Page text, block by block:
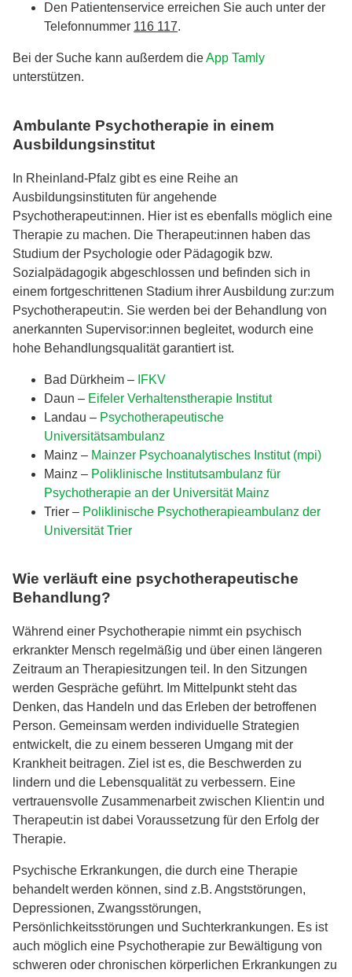
Den Patientenservice erreichen Sie auch unter der
Telefonnummer 116 117.
Bei der Suche kann außerdem dieApp Tamly
unterstützen.
Ambulante Psychotherapie in einem
Ausbildungsinstitut
In Rheinland-Pfalz gibt es eine Reihe an
Ausbildungsinstituten für angehende
Psychotherapeut:innen. Hier ist es ebenfalls möglich eine
Therapie zu machen. Die Therapeut:innen haben das
Studium der Psychologie oder Pädagogik bzw.
Sozialpädagogik abgeschlossen und befinden sich in
einem fortgeschrittenen Stadium ihrer Ausbildung zur:zum
Psychotherapeut:in. Sie werden bei der Behandlung von
anerkannten Supervisor:innen begleitet, wodurch eine
hohe Behandlungsqualität garantiert ist.
Bad Dürkheim – IFKV
Daun – Eifeler Verhaltenstherapie Institut
Landau – Psychotherapeutische
Universitätsambulanz
Mainz – Mainzer Psychoanalytisches Institut (mpi)
Mainz – Poliklinische Institutsambulanz für
Psychotherapie an der Universität Mainz
Trier – Poliklinische Psychotherapieambulanz der
Universität Trier
Wie verläuft eine psychotherapeutische
Behandlung?
Während einer Psychotherapie nimmt ein psychisch
erkrankter Mensch regelmäßig und über einen längeren
Zeitraum an Therapiesitzungen teil. In den Sitzungen
werden Gespräche geführt. Im Mittelpunkt steht das
Denken, das Handeln und das Erleben der betroffenen
Person. Gemeinsam werden individuelle Strategien
entwickelt, die zu einem besseren Umgang mit der
Krankheit beitragen. Ziel ist es, die Beschwerden zu
lindern und die Lebensqualität zu verbessern. Eine
vertrauensvolle Zusammenarbeit zwischen Klient:in und
Therapeut:in ist dabei Voraussetzung für den Erfolg der
Therapie.
Psychische Erkrankungen, die durch eine Therapie
behandelt werden können, sind z.B. Angststörungen,
Depressionen, Zwangsstörungen,
Persönlichkeitsstörungen und Suchterkrankungen. Es ist
auch möglich eine Psychotherapie zur Bewältigung von
schweren oder chronischen körperlichen Erkrankungen zu